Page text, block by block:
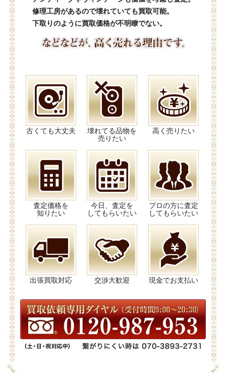
修理工房があるので壊れていても買取可能。
下取りのように買取価格が不明瞭でない。
古くても大丈夫
壊れてる品物を
売りたい
高く売りたい
査定価格を
知りたい
今日、査定を
してもらいたい
プロの方に査定
してもらいたい
出張買取対応 交渉大歓迎 現金でお支払い